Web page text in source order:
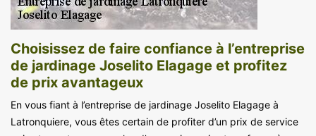
Choisissez de faire confiance à l’entreprise
de jardinage Joselito Elagage et profitez
de prix avantageux
En vous fiant à l’entreprise de jardinage Joselito Elagage à
Latronquiere, vous êtes certain de profiter d’un prix de service